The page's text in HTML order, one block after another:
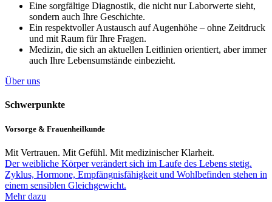
Eine sorgfältige Diagnostik, die nicht nur Laborwerte sieht,
sondern auch Ihre Geschichte.
Ein respektvoller Austausch auf Augenhöhe – ohne Zeitdruck
und mit Raum für Ihre Fragen.
Medizin, die sich an aktuellen Leitlinien orientiert, aber immer
auch Ihre Lebensumstände einbezieht.
Über uns
Schwerpunkte
Vorsorge & Frauenheilkunde
Mit Vertrauen. Mit Gefühl. Mit medizinischer Klarheit.
Der weibliche Körper verändert sich im Laufe des Lebens stetig.
Zyklus, Hormone, Empfängnisfähigkeit und Wohlbefinden stehen in
einem sensiblen Gleichgewicht.
Mehr dazu